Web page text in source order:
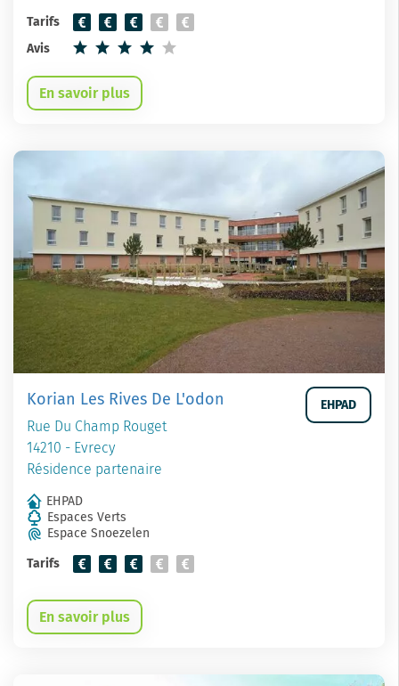
Tarifs
Avis
En savoir plus
Korian Les Rives De L'odon
Rue Du Champ Rouget
14210 - Evrecy
Résidence partenaire
EHPAD
EHPAD
Espaces Verts
Espace Snoezelen
Tarifs
En savoir plus